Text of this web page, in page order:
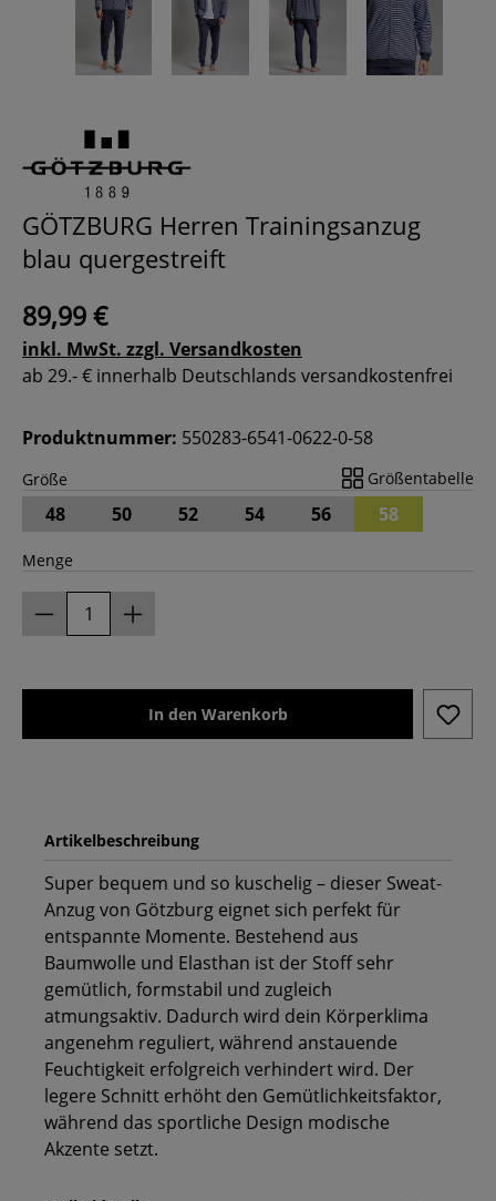
GÖTZBURG Herren Trainingsanzug
blau quergestreift
89,99 €
inkl. MwSt. zzgl. Versandkosten
ab 29.- € innerhalb Deutschlands versandkostenfrei
Produktnummer: 550283-6541-0622-0-58
Größe Größentabelle
48 50 52 54 56 58
Menge
In den Warenkorb
Artikelbeschreibung
Super bequem und so kuschelig – dieser Sweat-
Anzug von Götzburg eignet sich perfekt für
entspannte Momente. Bestehend aus
Baumwolle und Elasthan ist der Stoff sehr
gemütlich, formstabil und zugleich
atmungsaktiv. Dadurch wird dein Körperklima
angenehm reguliert, während anstauende
Feuchtigkeit erfolgreich verhindert wird. Der
legere Schnitt erhöht den Gemütlichkeitsfaktor,
während das sportliche Design modische
Akzente setzt.